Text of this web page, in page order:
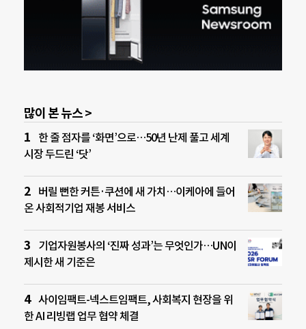
많이 본 뉴스 >
한 줄 점자를 ‘화면’으로…50년 난제 풀고 세계
시장 두드린 ‘닷’
버릴 뻔한 커튼·쿠션에 새 가치…이케아에 들어
온 사회적기업 재봉 서비스
기업자원봉사의 ‘진짜 성과’는 무엇인가…UN이
제시한 새 기준은
사이임팩트-넥스트임팩트, 사회복지 현장을 위
한 AI 리빙랩 업무 협약 체결